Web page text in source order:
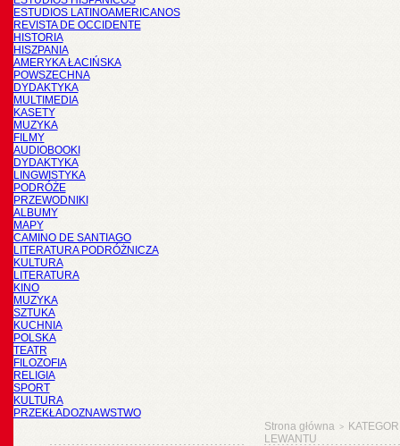
ESTUDIOS LATINOAMERICANOS
REVISTA DE OCCIDENTE
HISTORIA
HISZPANIA
AMERYKA ŁACIŃSKA
POWSZECHNA
DYDAKTYKA
MULTIMEDIA
KASETY
MUZYKA
FILMY
AUDIOBOOKI
DYDAKTYKA
LINGWISTYKA
PODRÓŻE
PRZEWODNIKI
ALBUMY
MAPY
CAMINO DE SANTIAGO
LITERATURA PODRÓŻNICZA
KULTURA
LITERATURA
KINO
MUZYKA
SZTUKA
KUCHNIA
POLSKA
TEATR
FILOZOFIA
RELIGIA
SPORT
KULTURA
PRZEKŁADOZNAWSTWO
Strona główna >
LEWANTU